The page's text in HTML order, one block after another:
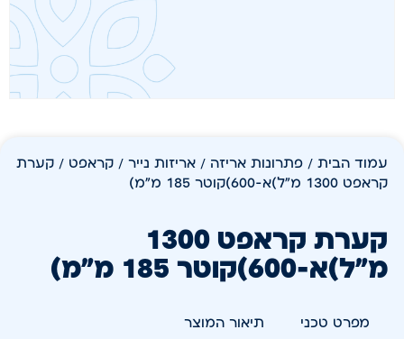
עמוד הבית / פתרונות אריזה / אריזות נייר / קראפט / קערת
קראפט 1300 מ"ל)א-600)קוטר 185 מ"מ)
קערת קראפט 1300
מ"ל)א-600)קוטר 185 מ"מ)
מפרט טכני תיאור המוצר